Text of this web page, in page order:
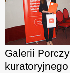
Galerii